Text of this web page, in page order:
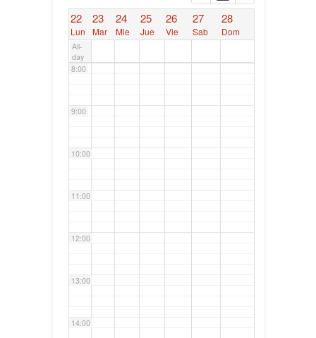
22
Lun
23
Mar
24
Mie
25
Jue
26
Vie
27
Sab
28
Dom
All-
day
7:00
8:00
9:00
10:00
11:00
12:00
13:00
14:00